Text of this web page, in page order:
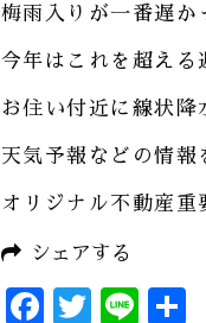
梅雨入りが一番遅
今年はこれを超え
お住い付近に線状
天気予報などの情
オリジナル不動産
シェアする